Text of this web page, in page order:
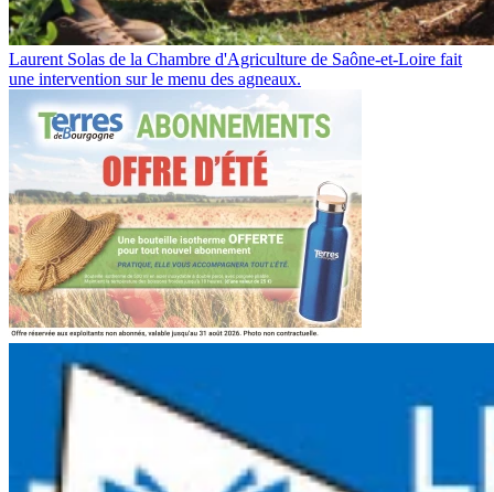
Laurent Solas de la Chambre d'Agriculture de Saône-et-Loire fait
une intervention sur le menu des agneaux.